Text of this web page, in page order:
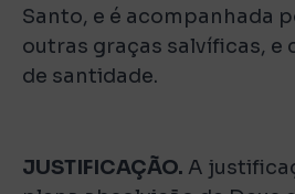
Santo, e é acompanhada
outras graças salvíficas, e
de santidade.
JUSTIFICAÇÃO. A